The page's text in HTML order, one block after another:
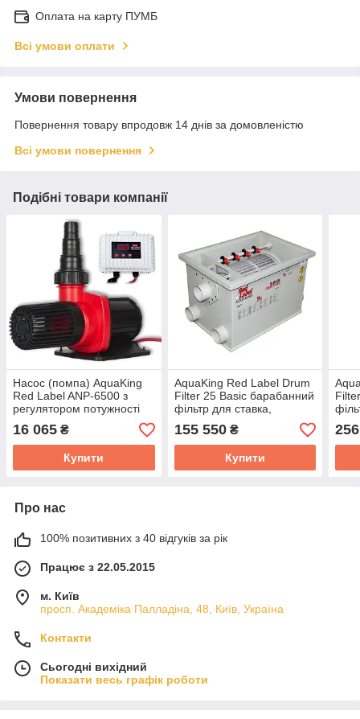
Оплата на карту ПУМБ
Всі умови оплати
Умови повернення
Повернення товару впродовж 14 днів за домовленістю
Всі умови повернення
Подібні товари компанії
Насос (помпа) AquaKing
Red Label ANP-6500 з
регулятором потужності
для ставка, водоспаду,
водойми, хребту
16 065 ₴
Купити
AquaKing Red Label Drum
Filter 25 Basic барабанний
фільтр для ставка,
водойми, озера, ставка,
кої
155 550₴
Купити
кої
Про нас
100% позитивних з 40 відгуків за рік
Працює з 22.05.2015
м. Київ
просп. Академіка Палладіна, 48, Київ, Україна
Контакти
Сьогодні вихідний
Показати весь графік роботи